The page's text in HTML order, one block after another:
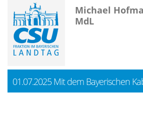
Michael
MdL
01.07.2025 Mit dem Bayerischen